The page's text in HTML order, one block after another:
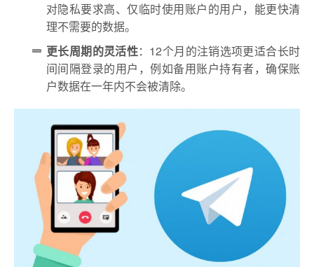
对隐私要求高、仅临时使用账户的用户，能更快清
理不需要的数据。
更长周期的灵活性：12个月的注销选项更适合长时
间间隔登录的用户，例如备用账户持有者，确保账
户数据在一年内不会被清除。